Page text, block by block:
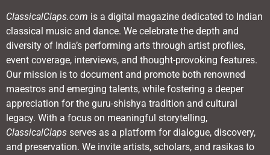
ClassicalClaps.com is a digital magazine dedicated to Indian
classical music and dance. We celebrate the depth and
diversity of India’s performing arts through artist profiles,
event coverage, interviews, and thought-provoking features.
Our mission is to document and promote both renowned
maestros and emerging talents, while fostering a deeper
appreciation for the guru-shishya tradition and cultural
legacy. With a focus on meaningful storytelling,
ClassicalClaps serves as a platform for dialogue, discovery,
and preservation. We invite artists, scholars, and rasikas to